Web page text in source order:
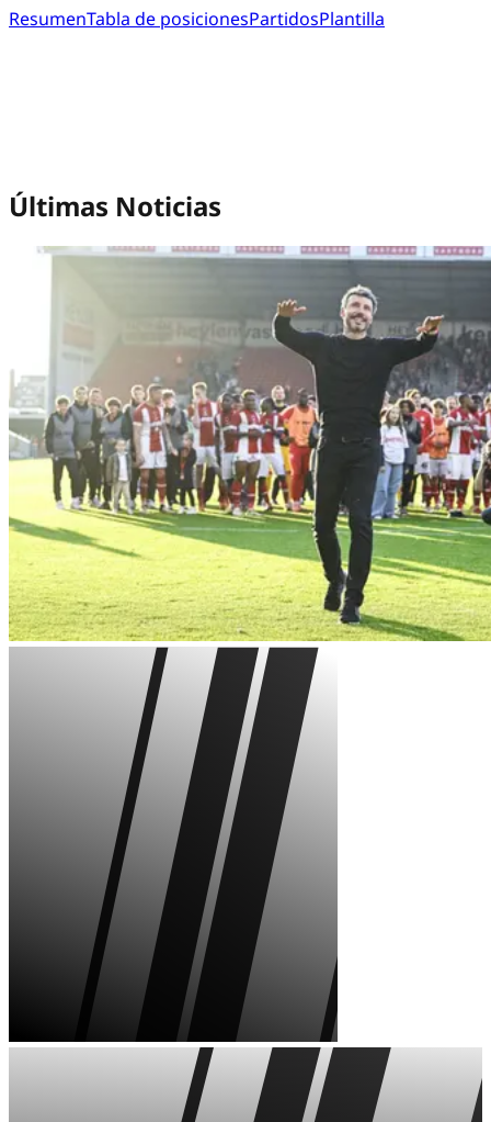
ResumenTabla de posicionesPartidosPlantilla
Últimas Noticias